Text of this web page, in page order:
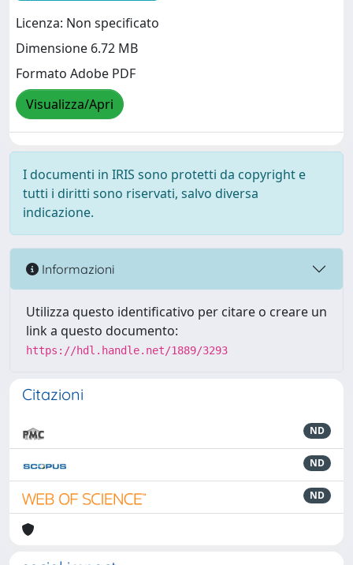
Licenza: Non specificato
Dimensione 6.72 MB
Formato Adobe PDF
Visualizza/Apri
I documenti in IRIS sono protetti da copyright e
tutti i diritti sono riservati, salvo diversa
indicazione.
Informazioni
Utilizza questo identificativo per citare o creare un
link a questo documento:
https://hdl.handle.net/1889/3293
Citazioni
ND
ND
ND